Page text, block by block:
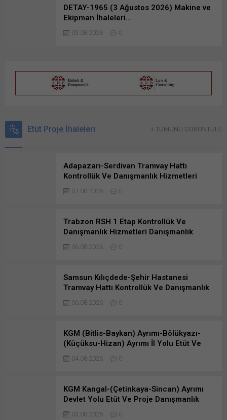
DETAY-1965 (3 Ağustos 2026) Makine ve
Ekipman İhaleleri…
03.08.2026 0
Etüt Proje İhaleleri + TÜMÜNÜ GÖRÜNTÜLE
Adapazarı-Serdivan Tramvay Hattı
Kontrollük Ve Danışmanlık Hizmetleri
Danışmanlık Hizmetlerine Başvuruda
Bulunanlar
07.08.2026 0
Trabzon RSH 1 Etap Kontrollük Ve
Danışmanlık Hizmetleri Danışmanlık
Hizmetleri İşine Başvurusunda
Bulunanlar
06.08.2026 0
Samsun Kılıçdede-Şehir Hastanesi
Tramvay Hattı Kontrollük Ve Danışmanlık
Hizmetlerine Teklif Verenler…
06.08.2026 0
KGM (Bitlis-Baykan) Ayrımı-Bölükyazı-
(Küçüksu-Hizan) Ayrımı İl Yolu Etüt Ve
Proje Danışmanlık Hizmeti İçin Teklif Aldı
04.08.2026 0
KGM Kangal-(Çetinkaya-Sincan) Ayrımı
Devlet Yolu Etüt Ve Proje Danışmanlık
Hizmeti İçin Teklif İstedi
03.08.2026 0